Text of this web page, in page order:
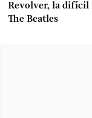
Revolver, la difícil
The Beatles